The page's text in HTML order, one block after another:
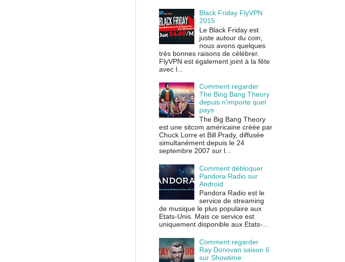
Black Friday FlyVPN
2015
Le Black Friday est
juste autour du coin,
nous avons quelques
très bonnes raisons de célébrer.
FlyVPN est également joint à la fête
avec l...
Comment regarder
The Bing Bang Theory
depuis n'importe quel
pays
The Big Bang Theory
est une sitcom américaine créée par
Chuck Lorre et Bill Prady, diffusée
simultanément depuis le 24
septembre 2007 sur l...
Comment débloquer
Pandora Radio sur
Android
Pandora Radio est le
service de streaming
de musique le plus populaire aux
Etats-Unis. Mais ce service est
uniquement disponible aux Etats-...
Comment regarder
Ray Donovan saison 6
sur Showtime